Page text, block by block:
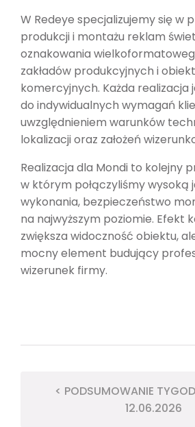
W Redeye specjalizujemy się w
produkcji i montażu reklam
oznakowania
zakładów produkcyjnych i
komercyjnych. Każda realizacja
do indywidualnych wymagań
uwzględnieniem warunków
lokalizacji oraz założeń
Realizacja dla Mondi to kolejny
w którym połączyliśmy wysoką
wykonania, bezpieczeństwo
na najwyższym poziomie. Efekt
zwiększa widoczność obiektu,
mocny element budujący
wizerunek firmy.
< PODSUMOWANIE
12.06.2026